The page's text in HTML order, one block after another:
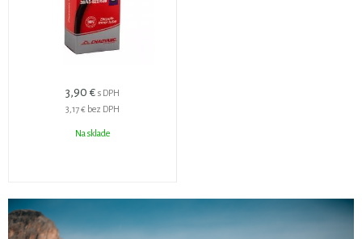
3,90 € s DPH
3,17 € bez DPH
Na sklade